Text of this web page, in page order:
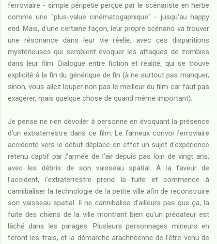
ferroviaire - simple péripétie perçue par le scénariste en herbe
comme une "plus-value cinématogaphique" - jusqu'au happy
end. Mais, d'une certaine façon, leur propre scénario va trouver
une résonance dans leur vie réelle, avec ces disparitions
mystérieuses qui semblent évoquer les attaques de zombies
dans leur film. Dialogue entre fiction et réalité, qui se trouve
explicité à la fin du générique de fin (à ne surtout pas manquer,
sinon, vous allez louper non pas le meilleur du film car faut pas
exagérer, mais quelque chose de quand même important).
Je pense ne rien dévoiler à personne en évoquant la présence
d'un extraterrestre dans ce film. Le fameux convoi ferroviaire
accidenté vers le début déplace en effet un sujet d'expérience
retenu captif par l'armée de l'air depuis pas loin de vingt ans,
avec les débris de son vaisseau spatial. A la faveur de
l'accident, l'extraterrestre prend la fuite et commence à
cannibaliser la technologie de la petite ville afin de reconstruire
son vaisseau spatial. Il ne cannibalise d'ailleurs pas que ça, la
fuite des chiens de la ville montrant bien qu'un prédateur est
lâché dans les parages. Plusieurs personnages mineurs en
feront les frais, et la démarche arachnéenne de l'être venu de